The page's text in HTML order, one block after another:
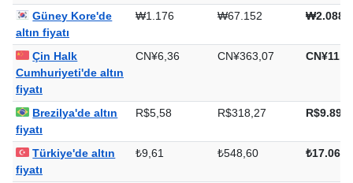
Güney Kore'de
altın fiyatı
₩1.176 ₩67.152
Çin Halk
Cumhuriyeti'de altın
fiyatı
CN¥6,36 CN¥363,07
Brezilya'de altın
fiyatı
R$5,58 R$318,27
Türkiye'de altın
fiyatı
₺9,61 ₺548,60